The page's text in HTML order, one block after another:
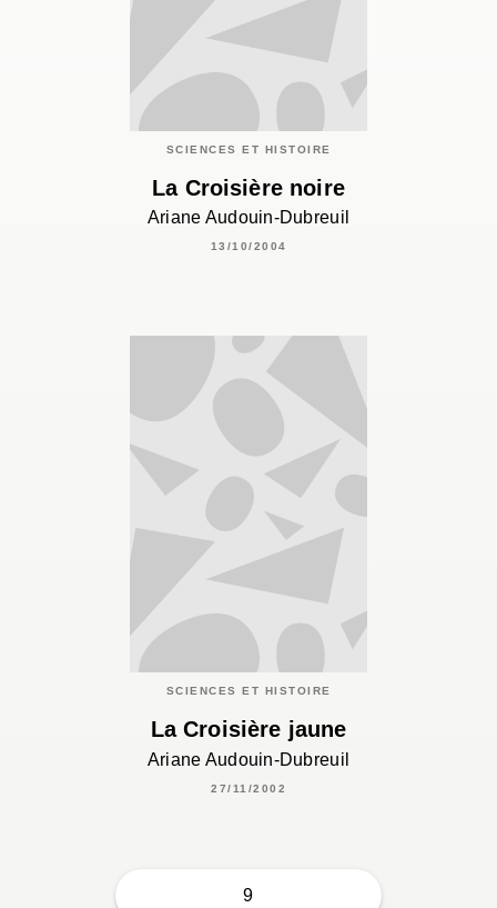
SCIENCES ET HISTOIRE
La Croisière noire
Ariane Audouin-Dubreuil
13/10/2004
SCIENCES ET HISTOIRE
La Croisière jaune
Ariane Audouin-Dubreuil
27/11/2002
9